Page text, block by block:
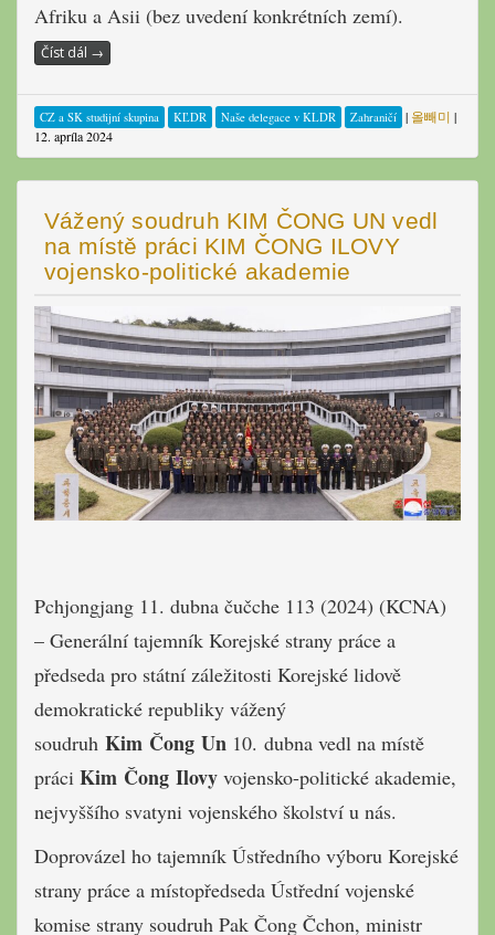
Afriku a Asii (bez uvedení konkrétních zemí).
Číst dál →
CZ a SK studijní skupina KĽDR Naše delegace v KLDR Zahraničí | 올빼미 |
12. apríla 2024
Vážený soudruh KIM ČONG UN vedl
na místě práci KIM ČONG ILOVY
vojensko-politické akademie
Pchjongjang 11. dubna čučche 113 (2024) (KCNA)
– Generální tajemník Korejské strany práce a
předseda pro státní záležitosti Korejské lidově
demokratické republiky vážený
soudruh Kim Čong Un 10. dubna vedl na místě
práci Kim Čong Ilovy vojensko-politické akademie,
nejvyššího svatyni vojenského školství u nás.
Doprovázel ho tajemník Ústředního výboru Korejské
strany práce a místopředseda Ústřední vojenské
komise strany soudruh Pak Čong Čchon, ministr